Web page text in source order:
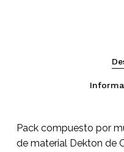
Pack compuesto por
de material Dekton de